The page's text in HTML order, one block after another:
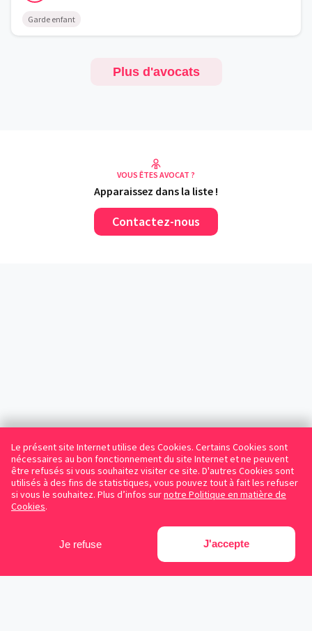
Le présent site Internet utilise des Cookies. Certains Cookies sont
nécessaires au bon fonctionnement du site Internet et ne peuvent
être refusés si vous souhaitez visiter ce site. D'autres Cookies sont
utilisés à des fins de statistiques, vous pouvez tout à fait les refuser
si vous le souhaitez. Plus d’infos surnotre Politique en matière de
Cookies.
Je refuse J'accepte
Garde enfant
Plus d'avocats
VOUS ÊTES AVOCAT ?
Apparaissez dans la liste !
Contactez-nous